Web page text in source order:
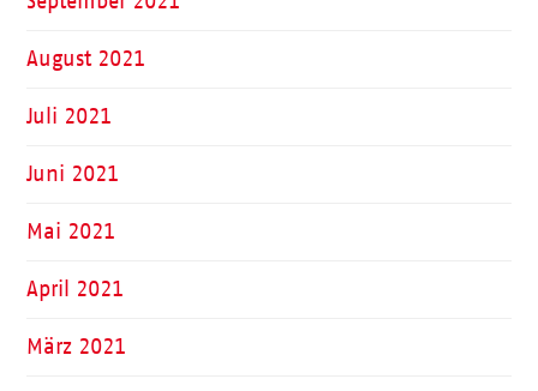
August 2021
Juli 2021
Juni 2021
Mai 2021
April 2021
März 2021